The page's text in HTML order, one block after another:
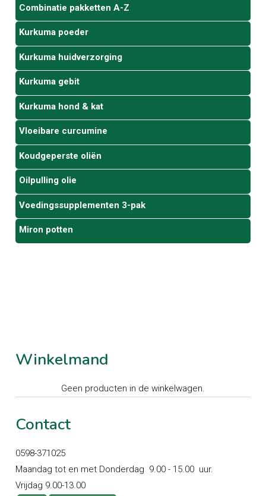
Combinatie pakketten A-Z
Kurkuma poeder
Kurkuma huidverzorging
Kurkuma gebit
Kurkuma hond & kat
Vloeibare curcumine
Koudgeperste oliën
Oilpulling olie
Voedingssupplementen 3-pak
Miron potten
Winkelmand
Geen producten in de winkelwagen.
Contact
0598-371025
Maandag tot en met Donderdag 9.00 - 15.00 uur.
Vrijdag 9.00-13.00